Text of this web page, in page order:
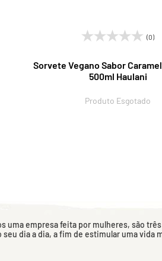
(0)
Sorvete Vegano Sabor
500ml Haulani
Produto Esgotado
uma empresa feita por mulheres, são
seu dia a dia, a fim de estimular uma